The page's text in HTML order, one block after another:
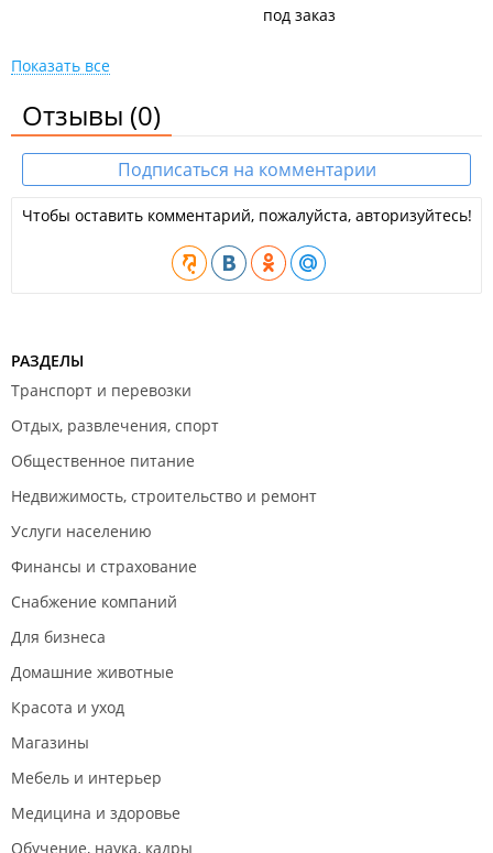
под заказ
Показать все
Отзывы (0)
Подписаться на комментарии
Чтобы оставить комментарий, пожалуйста, авторизуйтесь!
РАЗДЕЛЫ
Транспорт и перевозки
Отдых, развлечения, спорт
Общественное питание
Недвижимость, строительство и ремонт
Услуги населению
Финансы и страхование
Снабжение компаний
Для бизнеса
Домашние животные
Красота и уход
Магазины
Мебель и интерьер
Медицина и здоровье
Обучение, наука, кадры